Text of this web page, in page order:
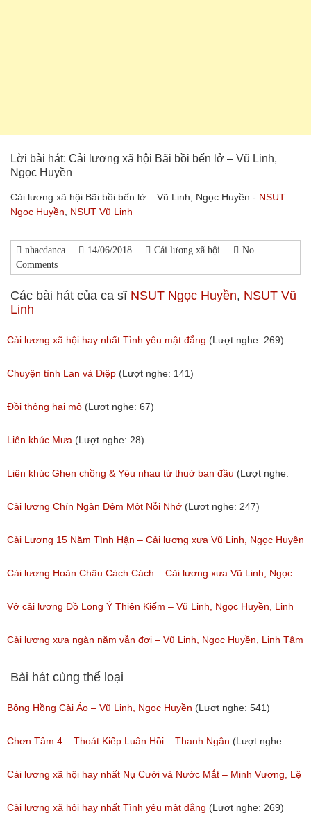
Lời bài hát: Cải lương xã hội Bãi bồi bến lở – Vũ Linh,
Ngọc Huyền
Cải lương xã hội Bãi bồi bến lở – Vũ Linh, Ngọc Huyền - NSUT
Ngọc Huyền
NSUT Vũ Linh
nhacdanca 14/06/2018 Cải lương xã hội
No
Comments
Các bài hát của ca sĩ NSUT Ngọc Huyền, NSUT Vũ
Linh
Cải lương xã hội hay nhất Tình yêu mật đắng (Lượt nghe: 269)
Chuyện tình Lan và Điệp (Lượt nghe: 141)
Đồi thông hai mộ (Lượt nghe: 67)
Liên khúc Mưa (Lượt nghe: 28)
Liên khúc Ghen chồng & Yêu nhau từ thuở ban đầu (Lượt nghe:
50)
Cải lương Chín Ngàn Đêm Một Nỗi Nhớ (Lượt nghe: 247)
Cải Lương 15 Năm Tình Hận – Cải lương xưa Vũ Linh, Ngọc Huyền
(Lượt nghe: 639)
Cải lương Hoàn Châu Cách Cách – Cải lương xưa Vũ Linh, Ngọc
Huyền
(Lượt nghe: 263)
Vở cải lương Đồ Long Ỷ Thiên Kiếm – Vũ Linh, Ngọc Huyền, Linh
Tâm
(Lượt nghe: 327)
Cải lương xưa ngàn năm vẫn đợi – Vũ Linh, Ngọc Huyền, Linh Tâm
(Lượt nghe: 358)
Bài hát cùng thể loại
Bông Hồng Cài Áo – Vũ Linh, Ngọc Huyền (Lượt nghe: 541)
Chơn Tâm 4 – Thoát Kiếp Luân Hồi – Thanh Ngân (Lượt nghe:
267)
Cải lương xã hội hay nhất Nụ Cười và Nước Mắt – Minh Vương, Lệ
Thủy
Cải lương xã hội hay nhất Tình yêu mật đắng (Lượt nghe: 269)